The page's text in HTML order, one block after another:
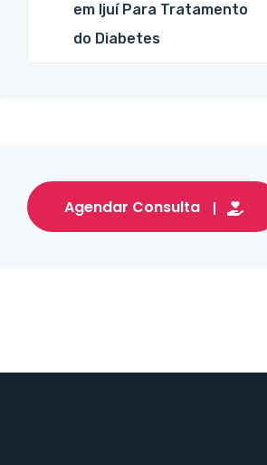
em Ijuí Para Tratamento
do Diabetes
Agendar Consulta